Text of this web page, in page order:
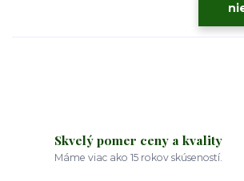
Skvelý pomer ceny a kvality
Máme viac ako 15 rokov skúseností.